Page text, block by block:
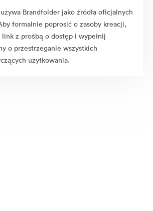
Brandfolder jako źródła oficjalnych
formalnie poprosić o zasoby kreacji,
z prośbą o dostęp i wypełnij
o przestrzeganie wszystkich
użytkowania.